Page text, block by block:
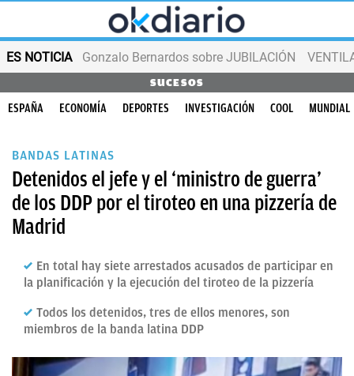
ES NOTICIA Gonzalo Bernardos sobre JUBILACIÓN
SUCESOS
ESPAÑA ECONOMÍA DEPORTES INVESTIGACIÓN COOL MUNDIAL
BANDAS LATINAS
Detenidos el jefe y el ‘ministro de guerra’
de los DDP por el tiroteo en una pizzería de
Madrid
En total hay siete arrestados acusados de participar en
la planificación y la ejecución del tiroteo de la pizzería
Todos los detenidos, tres de ellos menores, son
miembros de la banda latina DDP